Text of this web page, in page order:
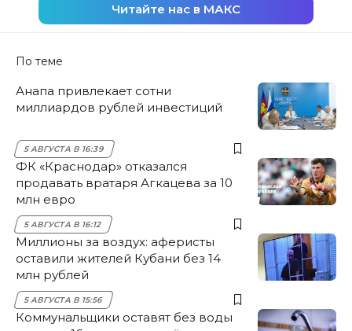
Читайте нас в МАКС
По теме
Анапа привлекает сотни
миллиардов рублей инвестиций
5 АВГУСТА В 16:39
ФК «Краснодар» отказался
продавать вратаря Агкацева за 10
млн евро
5 АВГУСТА В 16:12
Миллионы за воздух: аферисты
оставили жителей Кубани без 14
млн рублей
5 АВГУСТА В 15:56
Коммунальщики оставят без воды